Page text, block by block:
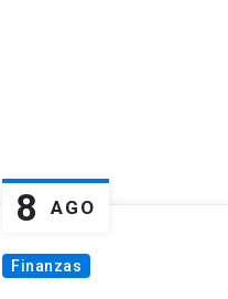
8 AGO
Finanzas